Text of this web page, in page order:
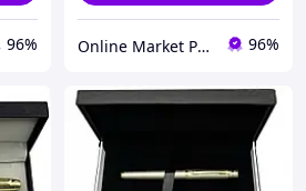
96% Online Market Plus 96%